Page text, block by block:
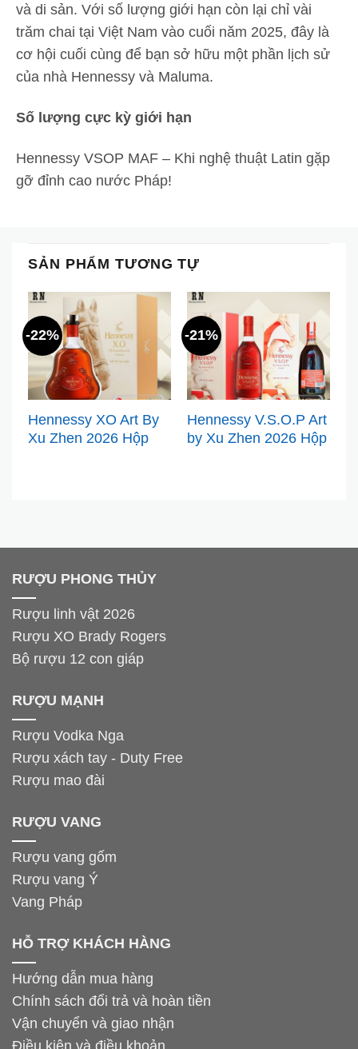
và di sản. Với số lượng giới hạn còn lại chỉ vài
trăm chai tại Việt Nam vào cuối năm 2025, đây là
cơ hội cuối cùng để bạn sở hữu một phần lịch sử
của nhà Hennessy và Maluma.
Số lượng cực kỳ giới hạn
Hennessy VSOP MAF – Khi nghệ thuật Latin gặp
gỡ đỉnh cao nước Pháp!
SẢN PHẨM TƯƠNG TỰ
-22%
Hennessy XO Art By
Xu Zhen 2026 Hộp
-21%
Hennessy V.S.O.P Art
by Xu Zhen 2026 Hộp
RƯỢU PHONG THỦY
Rượu linh vật 2026
Rượu XO Brady Rogers
Bộ rượu 12 con giáp
RƯỢU MẠNH
Rượu Vodka Nga
Rượu xách tay - Duty Free
Rượu mao đài
RƯỢU VANG
Rượu vang gốm
Rượu vang Ý
Vang Pháp
HỖ TRỢ KHÁCH HÀNG
Hướng dẫn mua hàng
Chính sách đổi trả và hoàn tiền
Vận chuyển và giao nhận